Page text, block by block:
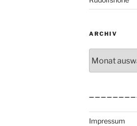
ARCHIV
Impressum